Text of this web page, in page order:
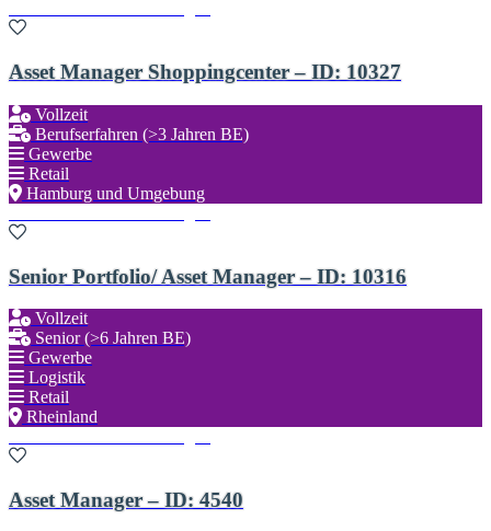
Asset Manager Shoppingcenter – ID: 10327
Vollzeit
Berufserfahren (>3 Jahren BE)
Gewerbe
Retail
Hamburg und Umgebung
Senior Portfolio/ Asset Manager – ID: 10316
Vollzeit
Senior (>6 Jahren BE)
Gewerbe
Logistik
Retail
Rheinland
Asset Manager – ID: 4540